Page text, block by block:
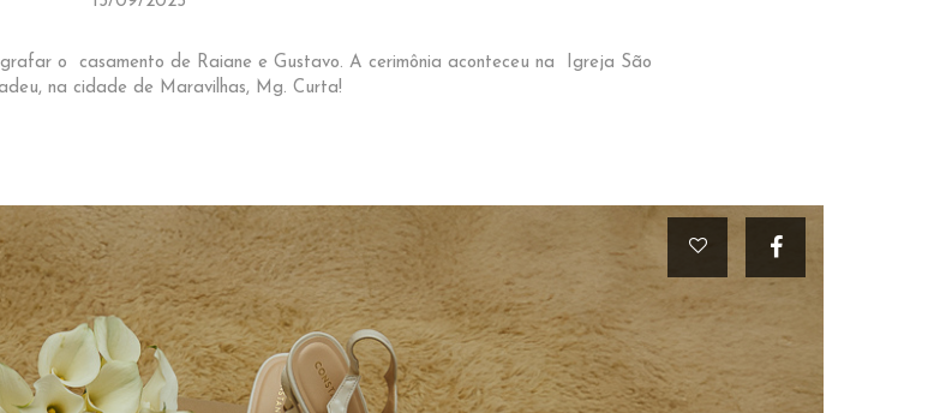
o casamento de Raiane e Gustavo. A cerimônia aconteceu na Igreja São
na cidade de Maravilhas, Mg. Curta!